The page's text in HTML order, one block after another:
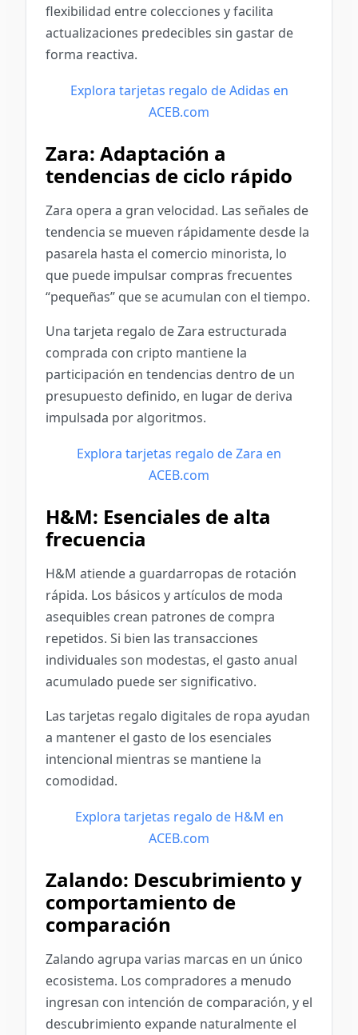
flexibilidad entre colecciones y facilita
actualizaciones predecibles sin gastar de
forma reactiva.
Explora tarjetas regalo de Adidas en
ACEB.com
Zara: Adaptación a
tendencias de ciclo rápido
Zara opera a gran velocidad. Las señales de
tendencia se mueven rápidamente desde la
pasarela hasta el comercio minorista, lo
que puede impulsar compras frecuentes
“pequeñas” que se acumulan con el tiempo.
Una tarjeta regalo de Zara estructurada
comprada con cripto mantiene la
participación en tendencias dentro de un
presupuesto definido, en lugar de deriva
impulsada por algoritmos.
Explora tarjetas regalo de Zara en
ACEB.com
H&M: Esenciales de alta
frecuencia
H&M atiende a guardarropas de rotación
rápida. Los básicos y artículos de moda
asequibles crean patrones de compra
repetidos. Si bien las transacciones
individuales son modestas, el gasto anual
acumulado puede ser significativo.
Las tarjetas regalo digitales de ropa ayudan
a mantener el gasto de los esenciales
intencional mientras se mantiene la
comodidad.
Explora tarjetas regalo de H&M en
ACEB.com
Zalando: Descubrimiento y
comportamiento de
comparación
Zalando agrupa varias marcas en un único
ecosistema. Los compradores a menudo
ingresan con intención de comparación, y el
descubrimiento expande naturalmente el